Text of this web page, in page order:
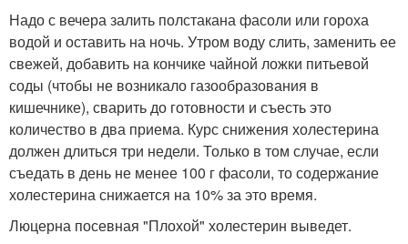
Надо с вечера залить полстакана фасоли или гороха
водой и оставить на ночь. Утром воду слить, заменить ее
свежей, добавить на кончике чайной ложки питьевой
соды (чтобы не возникало газообразования в
кишечнике), сварить до готовности и съесть это
количество в два приема. Курс снижения холестерина
должен длиться три недели. Только в том случае, если
съедать в день не менее 100 г фасоли, то содержание
холестерина снижается на 10% за это время.
Люцерна посевная "Плохой" холестерин выведет.